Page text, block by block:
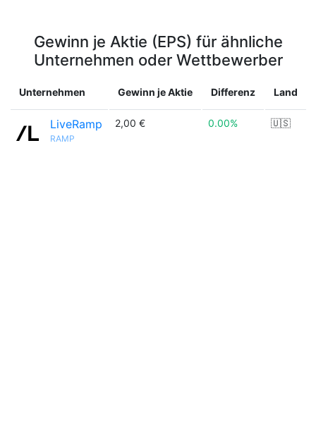
Gewinn je Aktie (EPS) für ähnliche
Unternehmen oder Wettbewerber
Unternehmen Gewinn je Aktie Differenz Land
LiveRamp
RAMP
2,00 € 0.00% 🇺🇸